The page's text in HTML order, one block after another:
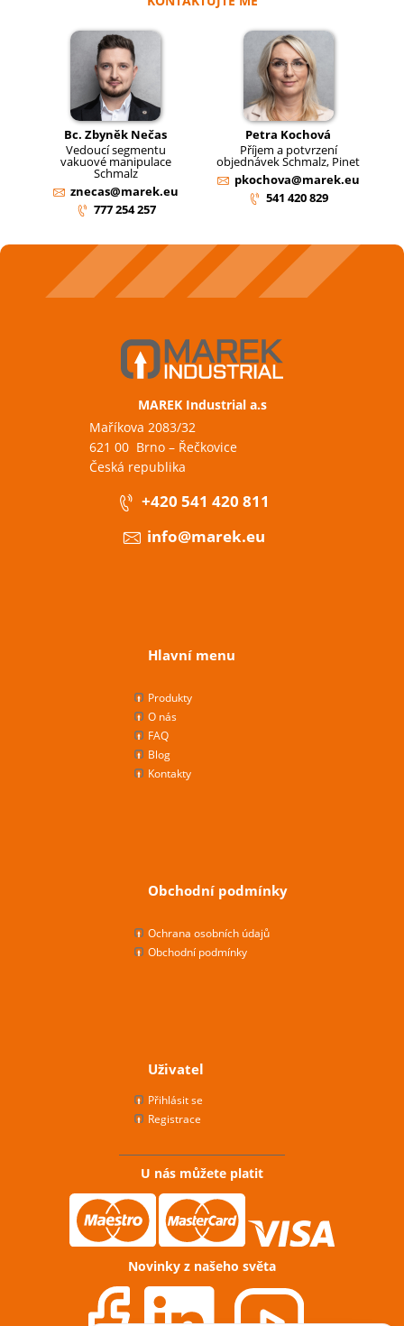
Bc. Zbyněk Nečas
Vedoucí segmentu
vakuové manipulace
Schmalz
znecas@marek.eu
777 254 257
Petra Kochová
Příjem a potvrzení
objednávek Schmalz, Pinet
pkochova@marek.eu
541 420 829
MAREK Industrial a.s
Maříkova 2083/32
621 00 Brno – Řečkovice
Česká republika
+420 541 420 811
info@marek.eu
Hlavní menu
Produkty
O nás
FAQ
Blog
Kontakty
Obchodní podmínky
Ochrana osobních údajů
Obchodní podmínky
Uživatel
Přihlásit se
Registrace
U nás můžete platit
Novinky z našeho světa